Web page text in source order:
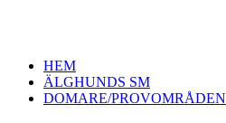
HEM
ÄLGHUNDS SM
DOMARE/PROVOMRÅDEN